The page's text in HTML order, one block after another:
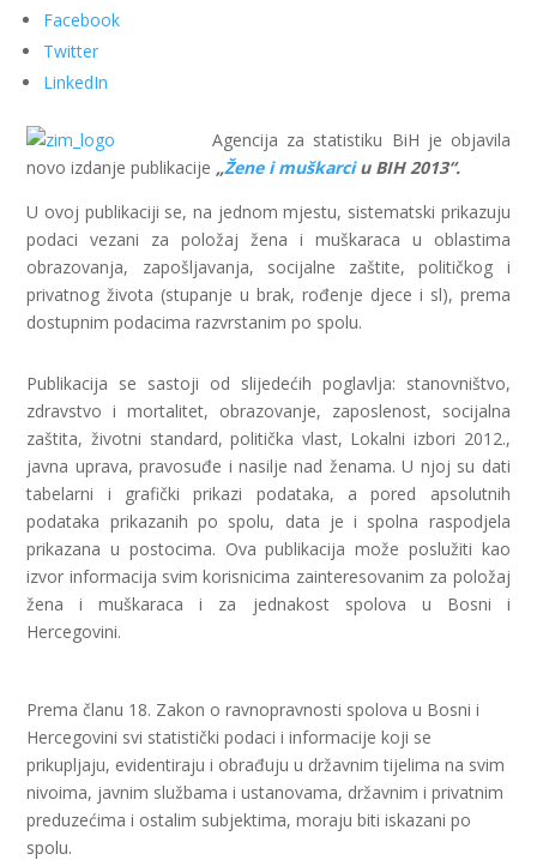
Facebook
Twitter
LinkedIn
Agencija za statistiku BiH je objavila
novo izdanje publikacije „Žene i muškarciu BIH 2013“.
U ovoj publikaciji se, na jednom mjestu, sistematski prikazuju
podaci vezani za položaj žena i muškaraca u oblastima
obrazovanja, zapošljavanja, socijalne zaštite, političkog i
privatnog života (stupanje u brak, rođenje djece i sl), prema
dostupnim podacima razvrstanim po spolu.
Publikacija se sastoji od slijedećih poglavlja: stanovništvo,
zdravstvo i mortalitet, obrazovanje, zaposlenost, socijalna
zaštita, životni standard, politička vlast, Lokalni izbori 2012.,
javna uprava, pravosuđe i nasilje nad ženama. U njoj su dati
tabelarni i grafički prikazi podataka, a pored apsolutnih
podataka prikazanih po spolu, data je i spolna raspodjela
prikazana u postocima. Ova publikacija može poslužiti kao
izvor informacija svim korisnicima zainteresovanim za položaj
žena i muškaraca i za jednakost spolova u Bosni i
Hercegovini.
Prema članu 18. Zakon o ravnopravnosti spolova u Bosni i
Hercegovini svi statistički podaci i informacije koji se
prikupljaju, evidentiraju i obrađuju u državnim tijelima na svim
nivoima, javnim službama i ustanovama, državnim i privatnim
preduzećima i ostalim subjektima, moraju biti iskazani po
spolu.